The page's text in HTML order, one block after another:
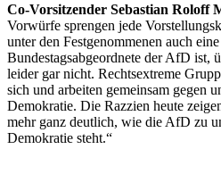
Co-Vorsitzender Sebastian Roloff
Vorwürfe sprengen jede
unter den Festgenommenen auch
Bundestagsabgeordnete der AfD ist,
leider gar nicht. Rechtsextreme
sich und arbeiten gemeinsam gegen
Demokratie. Die Razzien heute
mehr ganz deutlich, wie die AfD zu
Demokratie steht.“